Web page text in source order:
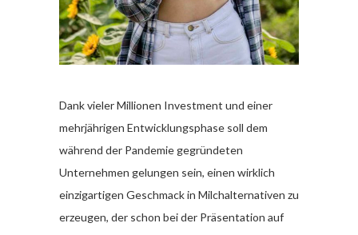
Dank vieler Millionen Investment und einer
mehrjährigen Entwicklungsphase soll dem
während der Pandemie gegründeten
Unternehmen gelungen sein, einen wirklich
einzigartigen Geschmack in Milchalternativen zu
erzeugen, der schon bei der Präsentation auf